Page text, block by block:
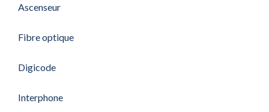
Ascenseur
Fibre optique
Digicode
Interphone